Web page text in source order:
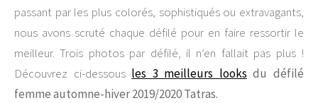
passant par les plus colorés, sophistiqués ou extravagants,
nous avons scruté chaque défilé pour en faire ressortir le
meilleur. Trois photos par défilé, il n’en fallait pas plus !
Découvrez ci-dessous les 3 meilleurs looks du défilé
femme automne-hiver 2019/2020 Tatras.